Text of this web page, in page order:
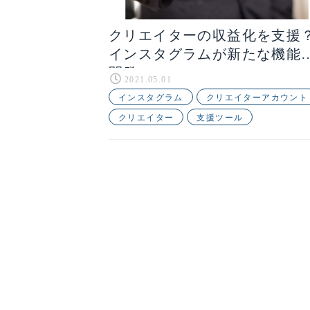
クリエイターの収益化を支援
インスタグラムが新たな機能
開発2021.05.01
インスタグラム
クリエイターアカウント
クリエイター 支援ツール